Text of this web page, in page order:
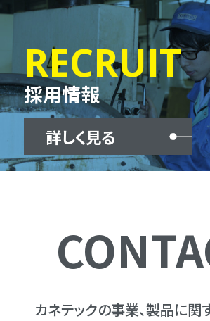
RECRUIT
採用情報
詳しく見る
カネテックの事業、製品に関